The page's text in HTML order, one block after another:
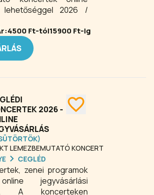
lehetőséggel 2026 /
4500 Ft-tól15900 Ft-ig
2026 -
LEMEZBEMUTATÓ KONCERT
CEGLÉD
zenei programok
jegyvásárlási
A koncerteken